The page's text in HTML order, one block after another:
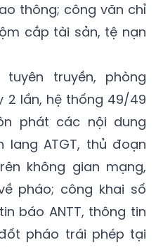
thông; công văn chỉ
cắp tài sản, tệ nạn
truyền, phòng
2 lần, hệ thống 49/49
phát các nội dung
lang ATGT, thủ đoạn
không gian mạng,
pháo; công khai số
báo ANTT, thông tin
pháo trái phép tại